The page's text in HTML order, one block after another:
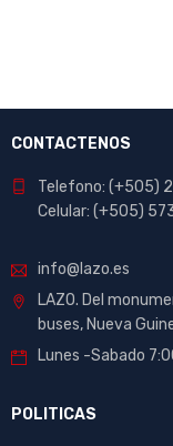
CONTACTENOS
Telefono: (+505)
Celular: (+505)
info@lazo.es
LAZO. Del
buses, Nueva
Lunes -Sabado
POLITICAS